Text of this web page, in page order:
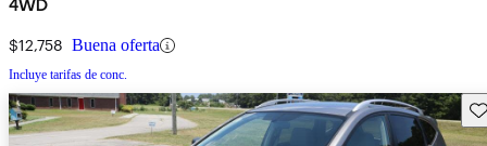
4WD
$12,758 Buena oferta
Incluye tarifas de conc.